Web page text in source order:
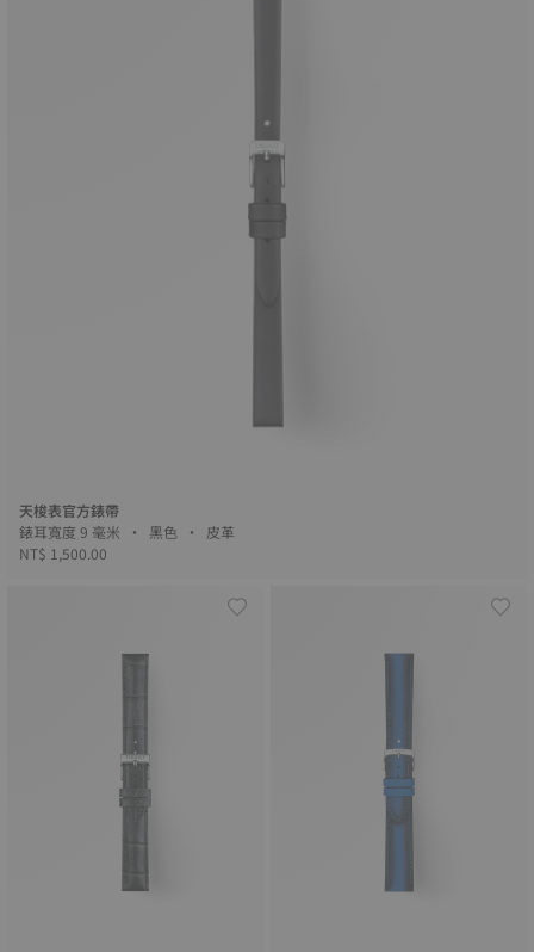
天梭表官方錶帶
錶耳寬度 9 毫米 • 黑色 • 皮革
NT$ 1,500.00